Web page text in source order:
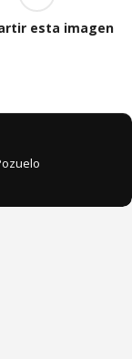
esta imagen